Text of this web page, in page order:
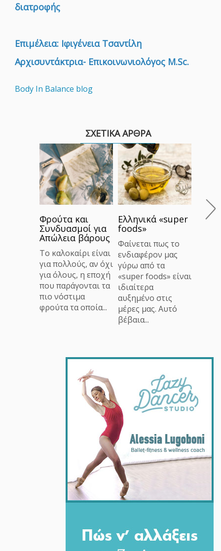
διατροφής
Επιμέλεια: Ιφιγένεια Τσαντίλη
Αρχισυντάκτρια- Επικοινωνιολόγος M.Sc.
Body In Balance blog
ΣΧΕΤΙΚΑ ΑΡΘΡΑ
Φρούτα και
Συνδυασμοί για
Απώλεια βάρους
Το καλοκαίρι είναι
για πολλούς, αν όχι
για όλους, η εποχή
που παράγονται τα
πιο νόστιμα
φρούτα τα οποία...
Ελληνικά «super
foods»
Φαίνεται πως το
ενδιαφέρον μας
γύρω από τα
«super foods» είναι
ιδιαίτερα
αυξημένο στις
μέρες μας. Αυτό
βέβαια...
Τα